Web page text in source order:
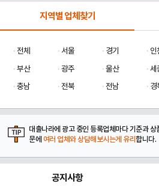
지역별 업체찾기
전체 서울 경기 인
부산
광주 울산 세
충남
전북 전남 경
대출나라에 광고 중인 등록업체마다 기준과
문에 여러 업체와 상담해보시는게 유리합니다.
공지사항